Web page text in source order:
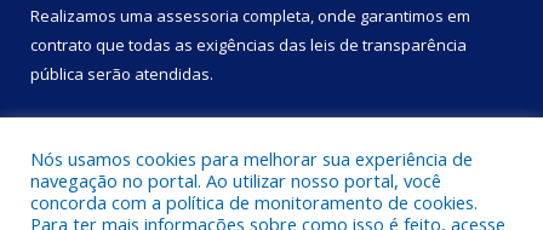
Realizamos uma assessoria completa, onde garantimos em
contrato que todas as exigências das leis de transparência
pública serão atendidas.
Nós usamos cookies para melhorar sua experiência de
navegação no portal. Ao utilizar nosso portal, você
concorda com a política de monitoramento de cookies.
Para ter mais informações sobre como isso é feito, acesse